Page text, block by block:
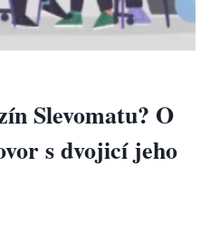
Slevomatu? O
s dvojicí jeho